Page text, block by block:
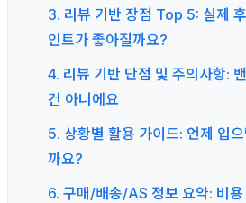
3. 리뷰 기반 장점 Top 5: 실제
인트가 좋아질까요?
4. 리뷰 기반 단점 및 주의사항:
건 아니에요
5. 상황별 활용 가이드: 언제 입
까요?
6. 구매/배송/AS 정보 요약: 비